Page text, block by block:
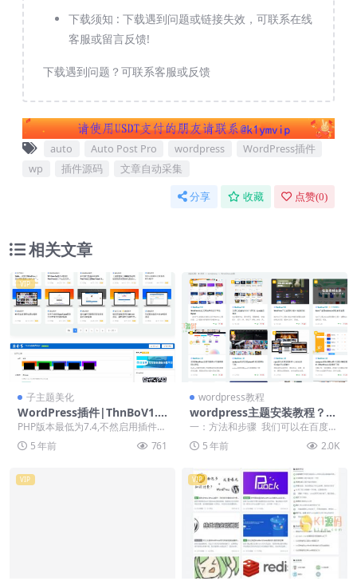
下载须知 : 下载遇到问题或链接失效，可联系在线
客服或留言反馈!
下载遇到问题？可联系客服或反馈
auto Auto Post Pro wordpress
WordPress插件
wp
插件源码 文章自动采集
分享 收藏 点赞(0)
相关文章
VIP
子主题美化
WordPress插件|ThnBoV1.3.
0-缩略图美化插件
PHP版本最低为7.4,不然启用插件的
时候会报错! 把该插件和b2主题一起
使用发...
5 年前 761
wordpress教程
wordpress主题安装教程？
「站长原创」
一：方法和步骤 我们可以在百度搜
索k1源码网，在K1源码网找到自己
需要并且实用...
5 年前 2.0K
VIP VIP